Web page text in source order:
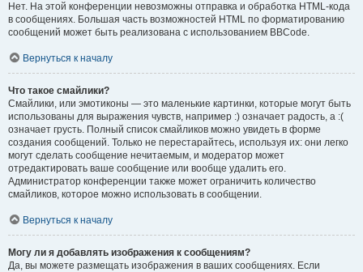
Нет. На этой конференции невозможны отправка и обработка HTML-кода
в сообщениях. Большая часть возможностей HTML по форматированию
сообщений может быть реализована с использованием BBCode.
Вернуться к началу
Что такое смайлики?
Смайлики, или эмотиконы — это маленькие картинки, которые могут быть
использованы для выражения чувств, например :) означает радость, а :(
означает грусть. Полный список смайликов можно увидеть в форме
создания сообщений. Только не перестарайтесь, используя их: они легко
могут сделать сообщение нечитаемым, и модератор может
отредактировать ваше сообщение или вообще удалить его.
Администратор конференции также может ограничить количество
смайликов, которое можно использовать в сообщении.
Вернуться к началу
Могу ли я добавлять изображения к сообщениям?
Да, вы можете размещать изображения в ваших сообщениях. Если